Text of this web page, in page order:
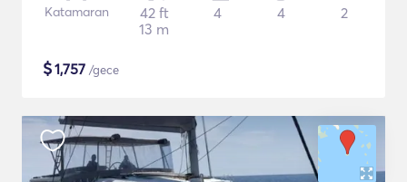
Katamaran
42 ft
13 m
4 4 2
$1,757 /gece